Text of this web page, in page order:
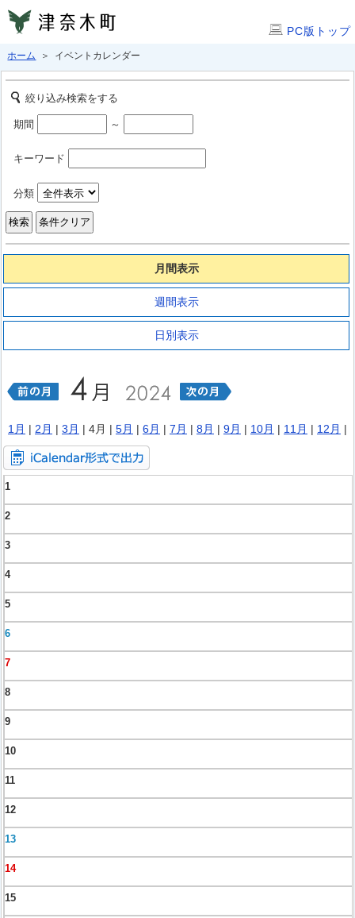
PC版トップ
ホーム ＞ イベントカレンダー
絞り込み検索をする
期間 ～
キーワード
分類
月間表示
週間表示
日別表示
1月 | 2月 | 3月 | 4月 | 5月 | 6月 | 7月 | 8月 | 9月 | 10月 | 11月 | 12月 |
1
2
3
4
5
6
7
8
9
10
11
12
13
14
15